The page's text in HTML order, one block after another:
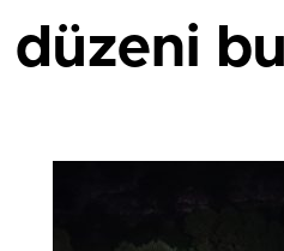
düzeni bu